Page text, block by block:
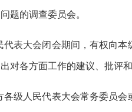
题的调查委员会。
表大会闭会期间，有权向
对各方面工作的建议、批评
级人民代表大会常务委员